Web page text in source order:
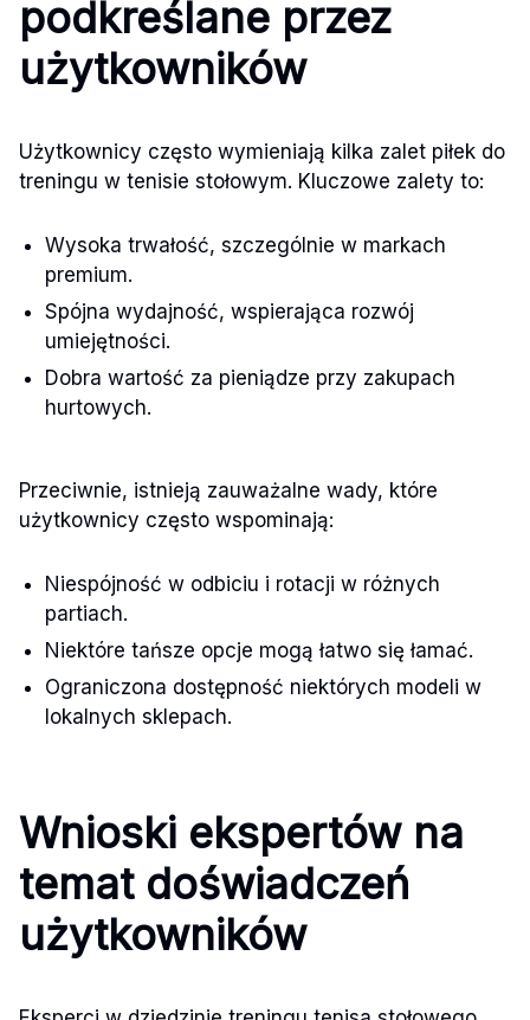
podkreślane przez
użytkowników
Użytkownicy często wymieniają kilka zalet piłek do
treningu w tenisie stołowym. Kluczowe zalety to:
Wysoka trwałość, szczególnie w markach
premium.
Spójna wydajność, wspierająca rozwój
umiejętności.
Dobra wartość za pieniądze przy zakupach
hurtowych.
Przeciwnie, istnieją zauważalne wady, które
użytkownicy często wspominają:
Niespójność w odbiciu i rotacji w różnych
partiach.
Niektóre tańsze opcje mogą łatwo się łamać.
Ograniczona dostępność niektórych modeli w
lokalnych sklepach.
Wnioski ekspertów na
temat doświadczeń
użytkowników